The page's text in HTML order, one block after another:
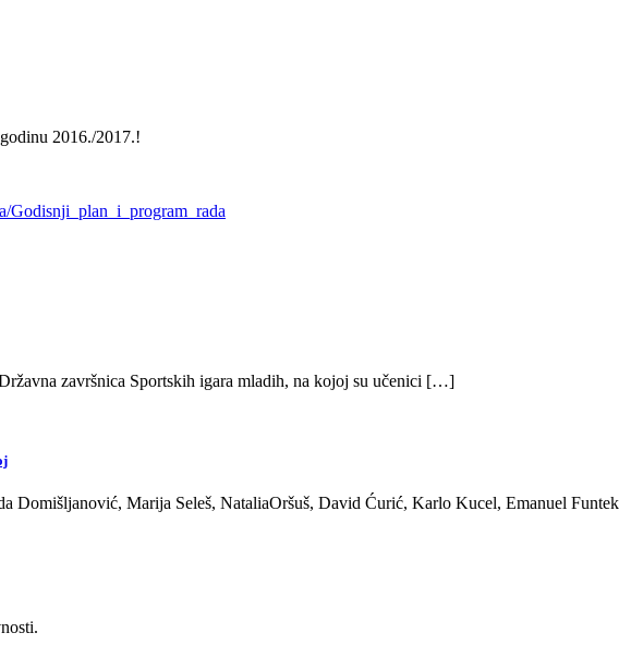
2016./2017.!
Godisnji_plan_i_program_rada
završnica Sportskih igara mladih, na kojoj su učenici […]
Domišljanović, Marija Seleš, NataliaOršuš, David Ćurić, Karlo Kucel, Emanuel